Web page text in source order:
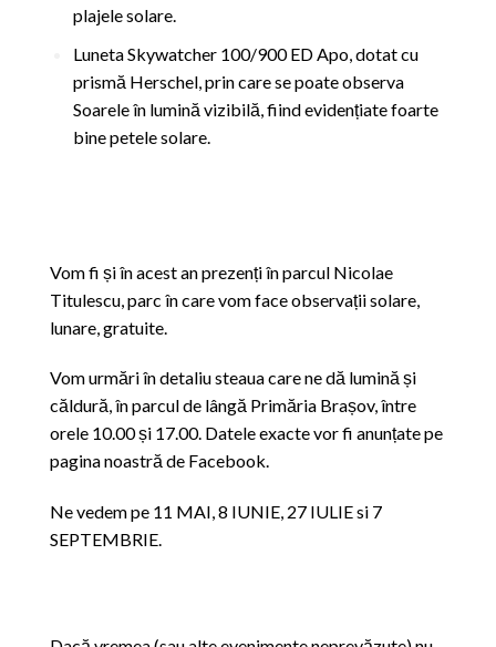
plajele solare.
Luneta Skywatcher 100/900 ED Apo, dotat cu
prismă Herschel, prin care se poate observa
Soarele în lumină vizibilă, fiind evidențiate foarte
bine petele solare.
Vom fi și în acest an prezenți în parcul Nicolae
Titulescu, parc în care vom face observații solare,
lunare, gratuite.
Vom urmări în detaliu steaua care ne dă lumină și
căldură, în parcul de lângă Primăria Brașov, între
orele 10.00 și 17.00. Datele exacte vor fi anunțate pe
pagina noastră de Facebook.
Ne vedem pe 11 MAI, 8 IUNIE, 27 IULIE si 7
SEPTEMBRIE.